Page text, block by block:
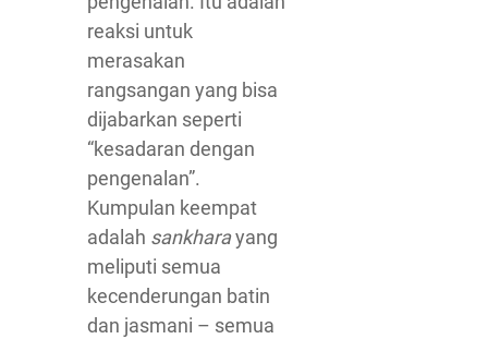
reaksi untuk
merasakan
rangsangan yang bisa
dijabarkan seperti
“kesadaran dengan
pengenalan”.
Kumpulan keempat
adalah sankharayang
meliputi semua
kecenderungan batin
dan jasmani – semua